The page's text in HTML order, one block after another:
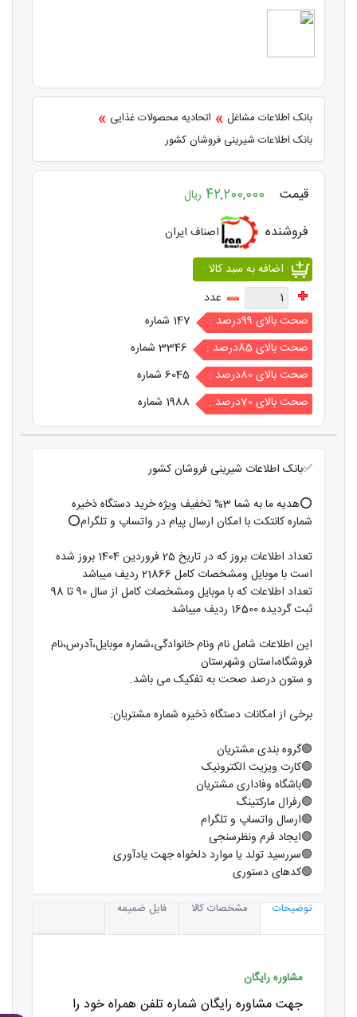
بانک اطلاعات مشاغل » اتحادیه محصولات غذایی »
بانک اطلاعات شیرینی فروشان کشور
قیمت 42,200,000 ریال
فروشنده اصناف ایران
عدد
صحت بالای 99درصد :
147 شماره
صحت بالای 85درصد :
3346 شماره
صحت بالای 80درصد :
6045 شماره
صحت بالای 70درصد :
1988 شماره
✅بانک اطلاعات شیرینی فروشان کشور
⭕️هدیه ما به شما 3% تخفیف ویژه خرید دستگاه ذخیره
شماره کانتکت با امکان ارسال پیام در واتساپ و تلگرام⭕️
تعداد اطلاعات بروز که در تاریخ 25 فروردین 1404 بروز شده
است با موبایل ومشخصات کامل 21866 ردیف میباشد
تعداد اطلاعات که با موبایل ومشخصات کامل از سال 90 تا 98
ثبت گردیده 16500 ردیف میباشد
این اطلاعات شامل نام ونام خانوادگی،شماره موبایل،آدرس،نام
فروشگاه،استان وشهرستان
و ستون درصد صحت به تفکیک می باشد.
برخی از امکانات دستگاه ذخیره شماره مشتریان:
🟢گروه بندی مشتریان
🟢کارت ویزیت الکترونیک
🟢باشگاه وفاداری مشتریان
🟢رفرال مارکتینگ
🟢ارسال واتساپ و تلگرام
🟢ایجاد فرم ونظرسنجی
🟢سررسید تولد یا موارد دلخواه جهت یادآوری
🟢کدهای دستوری
توضیحات مشخصات کالا فایل ضمیمه
مشاوره رایگان
جهت مشاوره رایگان شماره تلفن همراه خود را